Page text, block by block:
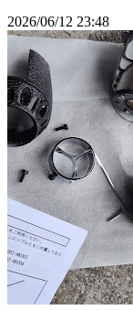
2026/06/12 23:48